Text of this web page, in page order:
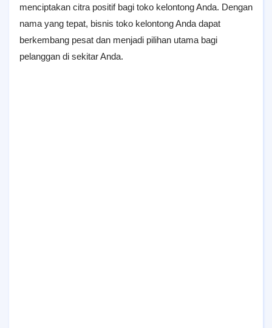
menciptakan citra positif bagi toko kelontong Anda. Dengan
nama yang tepat, bisnis toko kelontong Anda dapat
berkembang pesat dan menjadi pilihan utama bagi
pelanggan di sekitar Anda.